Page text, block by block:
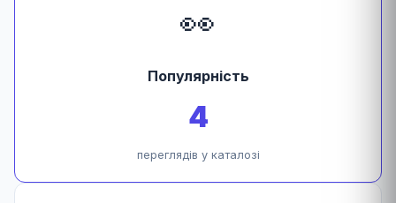
👀
Популярність
4
переглядів у каталозі